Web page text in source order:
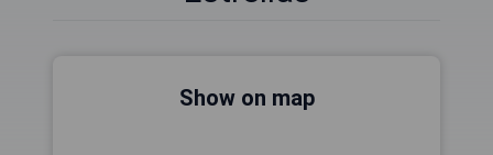
Show on map